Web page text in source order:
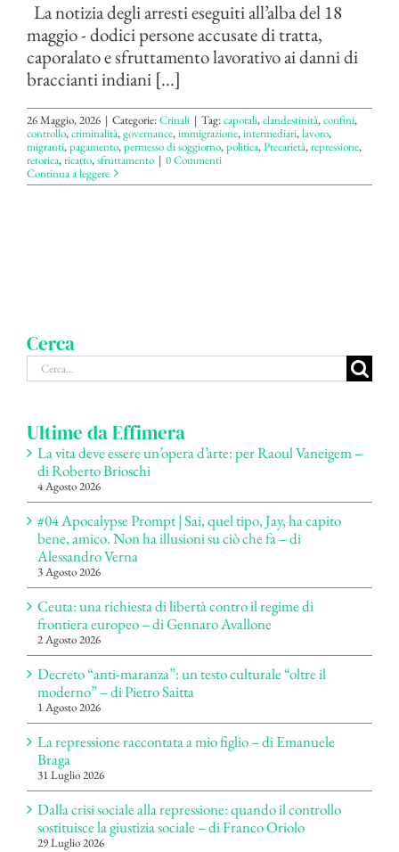
La notizia degli arresti eseguiti all’alba del 18
maggio - dodici persone accusate di tratta,
caporalato e sfruttamento lavorativo ai danni di
braccianti indiani [...]
26 Maggio, 2026 | Categorie:Crinali | Tag:caporali,clandestinità,confini,
controllo,criminalità,governance,immigrazione,intermediari,lavoro,
migranti,pagamento,permesso di soggiorno,politica,Precarietà,repressione,
retorica,ricatto,sfruttamento | 0 Commenti
Continua a leggere
Cerca
Cerca
per:
Ultime da Effimera
La vita deve essere un’opera d’arte: per Raoul Vaneigem –
di Roberto Brioschi
4 Agosto 2026
#04 Apocalypse Prompt | Sai, quel tipo, Jay, ha capito
bene, amico. Non ha illusioni su ciò che fa – di
Alessandro Verna
3 Agosto 2026
Ceuta: una richiesta di libertà contro il regime di
frontiera europeo – di Gennaro Avallone
2 Agosto 2026
Decreto “anti-maranza”: un testo culturale “oltre il
moderno” – di Pietro Saitta
1 Agosto 2026
La repressione raccontata a mio figlio – di Emanuele
Braga
31 Luglio 2026
Dalla crisi sociale alla repressione: quando il controllo
sostituisce la giustizia sociale – di Franco Oriolo
29 Luglio 2026